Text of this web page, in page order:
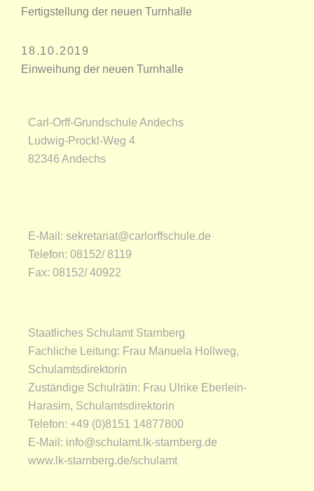
Fertigstellung der neuen Turnhalle
18.10.2019
Einweihung der neuen Turnhalle
Carl-Orff-Grundschule Andechs
Ludwig-Prockl-Weg 4
82346 Andechs
E-Mail: sekretariat@carlorffschule.de
Telefon: 08152/ 8119
Fax: 08152/ 40922
Staatliches Schulamt Starnberg
Fachliche Leitung: Frau Manuela Hollweg,
Schulamtsdirektorin
Zuständige Schulrätin: Frau Ulrike Eberlein-
Harasim, Schulamtsdirektorin
Telefon: +49 (0)8151 14877800
E-Mail: info@schulamt.lk-starnberg.de
www.lk-starnberg.de/schulamt